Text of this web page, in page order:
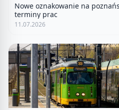
Nowe oznakowanie na
terminy prac
11.07.2026